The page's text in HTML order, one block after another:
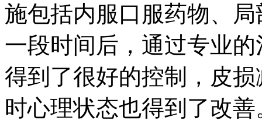
施包括内服口服药物、
一段时间后，通过专业
得到了很好的控制，皮
时心理状态也得到了改善